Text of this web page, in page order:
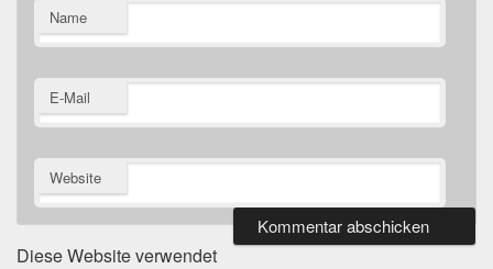
Name
E-Mail
Website
Diese Website verwendet